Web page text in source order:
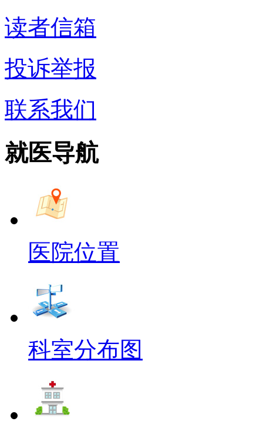
读者信箱
投诉举报
联系我们
就医导航
医院位置
科室分布图